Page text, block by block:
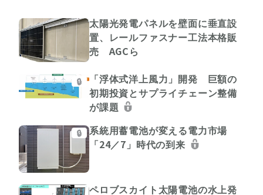
太陽光発電パネルを壁面に垂直設
置、レールファスナー工法本格販
売 AGCら
🔒
「浮体式洋上風力」開発 巨額の
初期投資とサプライチェーン整備
が課題
🔒
系統用蓄電池が変える電力市場
「24／7」時代の到来
ペロブスカイト太陽電池の水上発